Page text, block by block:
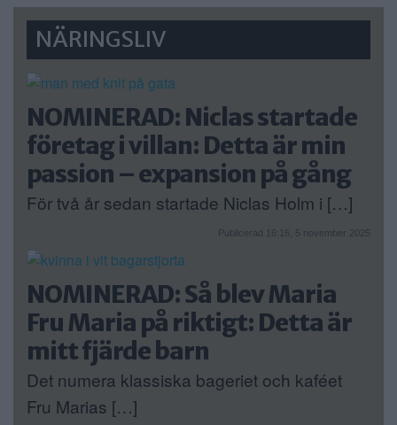
NÄRINGSLIV
NOMINERAD: Niclas startade
företag i villan: Detta är min
passion – expansion på gång
För två år sedan startade Niclas Holm i […]
Publicerad 16:16, 5 november 2025
NOMINERAD: Så blev Maria
Fru Maria på riktigt: Detta är
mitt fjärde barn
Det numera klassiska bageriet och kaféet
Fru Marias […]